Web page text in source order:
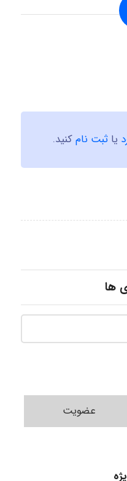
یا ثبت نامکنید.
ها
عضویت